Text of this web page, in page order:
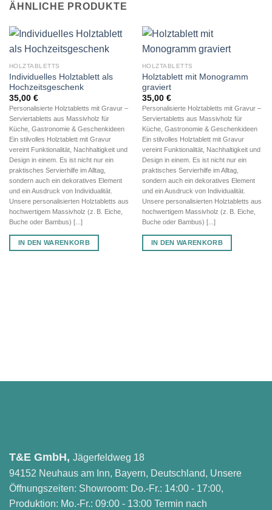
ÄHNLICHE PRODUKTE
HOLZTABLETTS
Individuelles Holztablett als
Hochzeitsgeschenk
35,00 €
Personalisierte Holztabletts mit Gravur –
Serviertabletts aus Massivholz für
Küche, Gastronomie & Geschenkideen
Ein stilvolles Holztablett mit Gravur
vereint Funktionalität, Nachhaltigkeit und
Design in einem. Es ist nicht nur ein
praktisches Servierhilfe im Alltag,
sondern auch ein dekoratives Element
und ein Ausdruck von Individualität.
Unsere personalisierten Holztabletts aus
hochwertigem Massivholz (z. B. Eiche,
Buche oder Bambus) [...]
IN DEN WARENKORB
HOLZTABLETTS
Holztablett mit Monogramm
graviert
35,00 €
Personalisierte Holztabletts mit Gravur –
Serviertabletts aus Massivholz für
Küche, Gastronomie & Geschenkideen
Ein stilvolles Holztablett mit Gravur
vereint Funktionalität, Nachhaltigkeit und
Design in einem. Es ist nicht nur ein
praktisches Servierhilfe im Alltag,
sondern auch ein dekoratives Element
und ein Ausdruck von Individualität.
Unsere personalisierten Holztabletts aus
hochwertigem Massivholz (z. B. Eiche,
Buche oder Bambus) [...]
IN DEN WARENKORB
T&E GmbH, Jägerfeldweg 18
94152 Neuhaus am Inn, Bayern, Deutschland, Unsere
Öffnungszeiten: Showroom: Do.-Fr.: 14:00 - 17:00,
Produktion: Mo.-Fr.: 09:00 - 13:00 Termin nach